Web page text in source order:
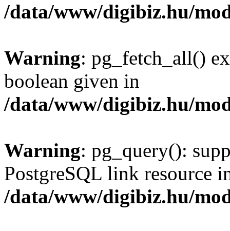
/data/www/digibiz.hu/
Warning: pg_fetch_all()
boolean given in
/data/www/digibiz.hu/
Warning: pg_query():
PostgreSQL link resource
/data/www/digibiz.hu/